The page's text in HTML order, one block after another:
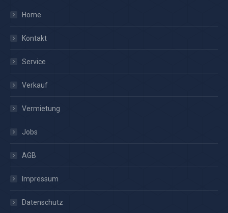
Home
Kontakt
Service
Verkauf
Vermietung
Jobs
AGB
Impressum
Datenschutz